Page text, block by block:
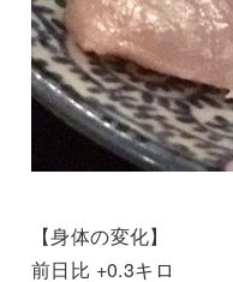
【身体の変化】
前日比 +0.3キロ